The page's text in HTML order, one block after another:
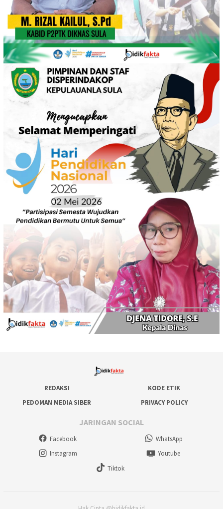
REDAKSI
KODE ETIK
PEDOMAN MEDIA SIBER
PRIVACY POLICY
JARINGAN SOCIAL
Facebook
WhatsApp
Instagram
Youtube
Tiktok